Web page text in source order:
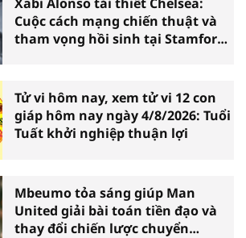
Cuộc cách mạng chiến thuật và
tham vọng hồi sinh tại Stamford
Tử vi hôm nay, xem tử vi 12 con
giáp hôm nay ngày 4/8/2026: Tuổi
Tuất khởi nghiệp thuận lợi
Mbeumo tỏa sáng giúp Man
United giải bài toán tiền đạo và
thay đổi chiến lược chuyển